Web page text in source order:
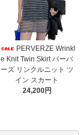
PERVERZE Wrinkl
e Knit Twin Skirt パーバ
ーズ リンクルニット ツ
イン スカート
24,200円